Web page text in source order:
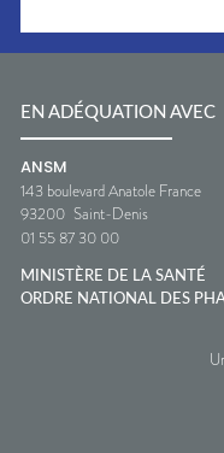
EN ADÉQUATION AVEC
ANSM
143 boulevard Anatole France
93200 Saint-Denis
01 55 87 30 00
MINISTÈRE DE LA SANTÉ
ORDRE NATIONAL DES